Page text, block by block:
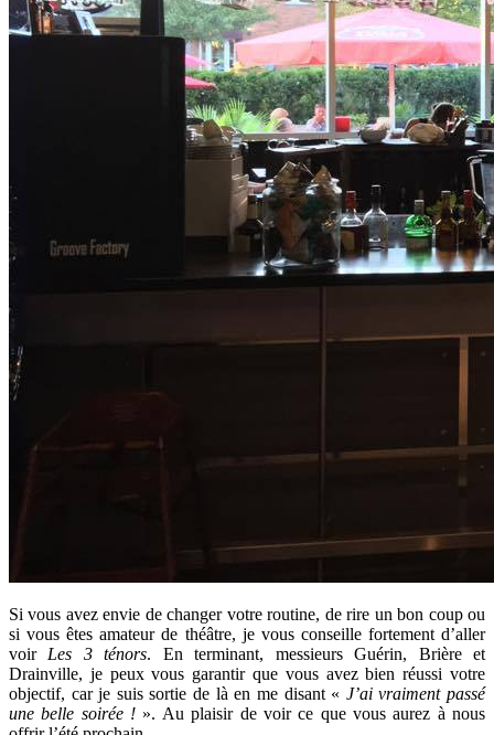
Si vous avez envie de changer votre routine, de rire un bon coup ou
si vous êtes amateur de théâtre, je vous conseille fortement d’aller
voir Les 3 ténors. En terminant, messieurs Guérin, Brière et
Drainville, je peux vous garantir que vous avez bien réussi votre
objectif, car je suis sortie de là en me disant « J’ai vraiment passé
une belle soirée ! ». Au plaisir de voir ce que vous aurez à nous